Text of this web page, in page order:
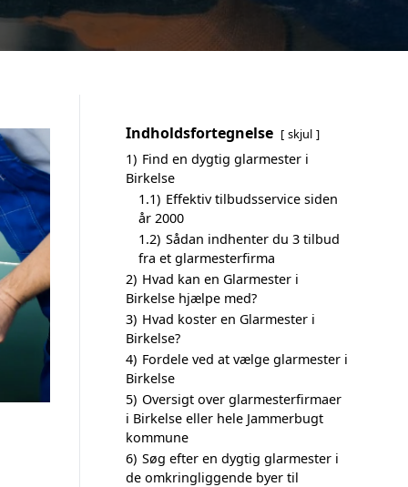
Indholdsfortegnelse skjul
1) Find en dygtig glarmester i
Birkelse
1.1) Effektiv tilbudsservice siden
år 2000
1.2) Sådan indhenter du 3 tilbud
fra et glarmesterfirma
2) Hvad kan en Glarmester i
Birkelse hjælpe med?
3) Hvad koster en Glarmester i
Birkelse?
4) Fordele ved at vælge glarmester i
Birkelse
5) Oversigt over glarmesterfirmaer
i Birkelse eller hele Jammerbugt
kommune
6) Søg efter en dygtig glarmester i
de omkringliggende byer til